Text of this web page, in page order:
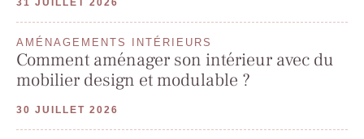
AMÉNAGEMENTS INTÉRIEURS
Comment aménager son intérieur avec du
mobilier design et modulable ?
30 JUILLET 2026